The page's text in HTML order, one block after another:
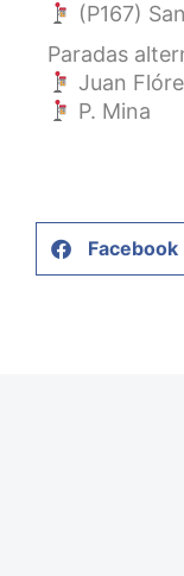
(P167)
Paradas
Juan
P. Mina
Facebook